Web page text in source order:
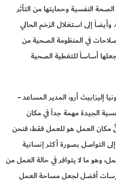
النفسية وحمايتها من التأثر
وأيضاً إلى استغلال الزخم الحالي
في المنظومة الصحية من
أساساً للتغطية الصحية
إليزابيث أرو، المدير المساعد -
الجيدة مهمة جداً في مكان
مكان العمل هو للعمل فقط، فنحن
التواصل بصورة أكثر إنسانية
وهو ما لا يتوافر في حالة العمل من
أفضل لجعل مساحة العمل